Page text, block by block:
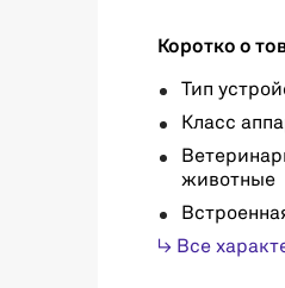
Коротко о
Тип
Класс
животные
↳ Все